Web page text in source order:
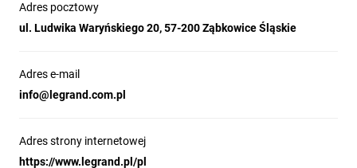
Adres pocztowy
ul. Ludwika Waryńskiego 20, 57-200 Ząbkowice Śląskie
Adres e-mail
info@legrand.com.pl
Adres strony internetowej
https://www.legrand.pl/pl